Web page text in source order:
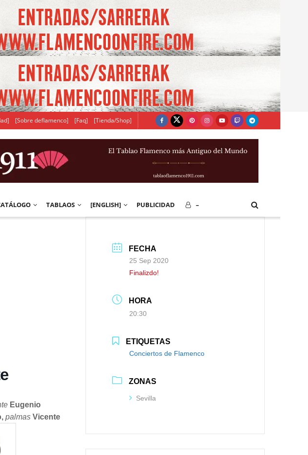
[Sobre deflamenco] [Faq] [Tienda/Shop]
TABLAOS [ENGLISH] PUBLICIDAD –
Eugenio
palmas Vicente
FECHA
25 Sep 2020
Finalizdo!
HORA
20:30
ETIQUETAS
Conciertos de Flamenco
ZONAS
Sevilla